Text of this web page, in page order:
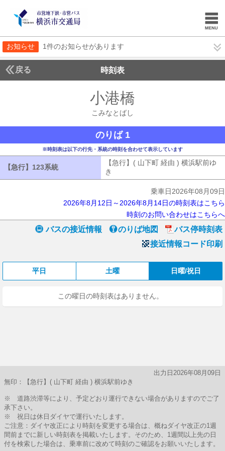
お知らせ 1件のお知らせがあります
戻る 時刻表
小港橋
こみなとばし
のりば 1
※時刻表は以下の行先・系統の時刻を合わせて表示しています
【急行】123系統 【急行】123系統
【急行】( 山下町 経由 ) 横浜駅前ゆ
き
乗車日2026年08月09日
2026年8月12日～2026年8月14日の時刻表はこちら
時刻のお問い合わせはこちらへ
バスの接近情報 のりば地図
バス停時刻表
接近情報コード印刷
平日 土曜 日曜/祝日
この曜日の時刻表はありません。
出力日2026年08月09日
無印：【急行】( 山下町 経由 ) 横浜駅前ゆき
※ 道路渋滞等により、予定どおり運行できない場合がありますのでご了
承下さい。
※ 祝日は休日ダイヤで運行いたします。
ご注意：ダイヤ改正により時刻を変更する場合は、概ねダイヤ改正の1週
間前までに新しい時刻表を掲載いたします。そのため、1週間以上先の日
付を検索した場合は、乗車前に改めて時刻のご確認をお願いいたします。